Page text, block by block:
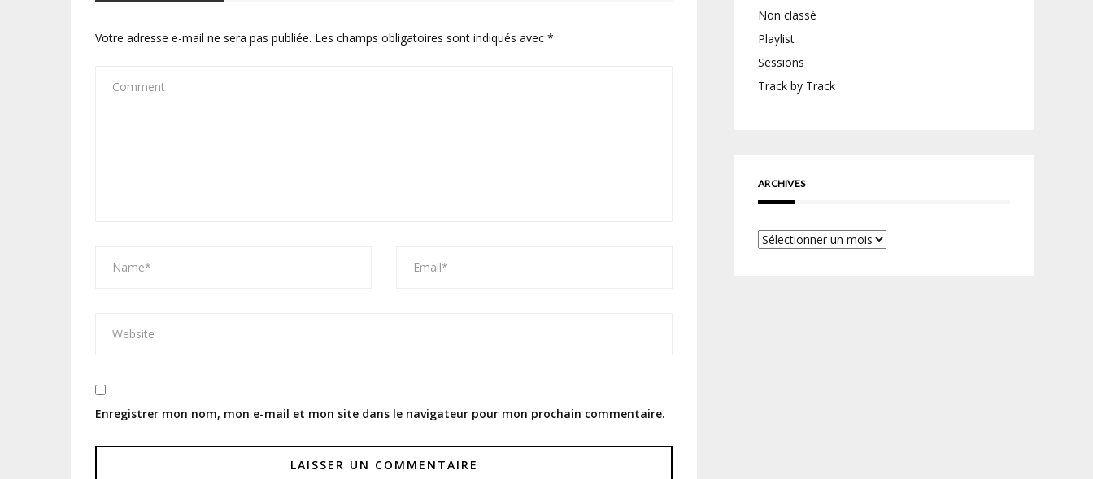
Votre adresse e-mail ne sera pas publiée. Les champs obligatoires sont indiqués avec *
Enregistrer mon nom, mon e-mail et mon site dans le navigateur pour mon prochain commentaire.
Non classé
Playlist
Sessions
Track by Track
ARCHIVES
Archives